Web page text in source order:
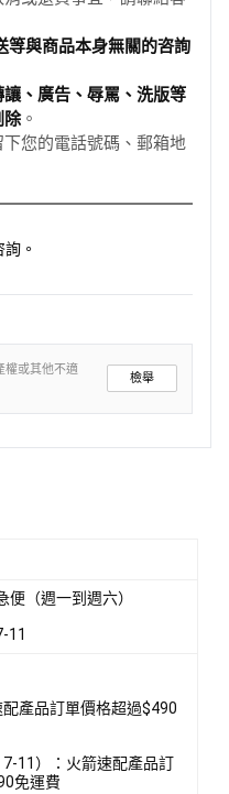
等與商品本身無關的咨詢
讓、廣告、辱罵、洗版等
除。
您的電話號碼、郵箱地
。
權或其他不適
檢舉
便（週一到週六）
11
產品訂單價格超過$490
11）：火箭速配產品訂
免運費